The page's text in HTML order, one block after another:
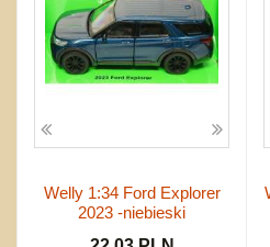
Welly 1:34 Ford Explorer
2023 -niebieski